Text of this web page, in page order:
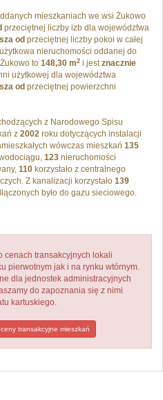
mieszkaniach we wsi Żukowo
przeciętnej liczby izb dla województwa
od przeciętnej liczby pokoi w całej
nieruchomości oddanej do
to 148,30 m2 i jestznacznie
użytkowej dla województwa
od przeciętnej powierzchni
z Narodowego Spisu
z 2002 roku dotyczących instalacji
wówczas mieszkań 135
123 nieruchomości
110 korzystało z centralnego
Z kanalizacji korzystało 139
było do gazu sieciowego.
cenach transakcyjnych lokali
pierwotnym jak i na rynku wtórnym.
dla jednostek administracyjnych
do zapoznania się z nimi
kartuskiego.
transakcyjne mieszkań